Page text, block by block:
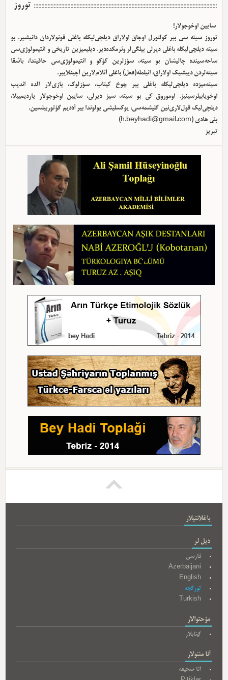
توروز
سایین اوخوجولار!
توروز سیته سی بیر کولتورل اوجاق اولا‌راق دیلچی‌لیکله باغلی قونولاردان دانیشیر. بو
سیته دیلچی‌لیکله باغلی دیرلی بیلگی‌لر وئرمکده‌دیر. دیلیمیزین تاریخی و ائتیمولوژی‌سی
ساحه‌سینده چالیشان بو سیته، سؤزلرین کؤکو و ائتیمولوژی‌سی حاقیندا، باشقا
سیته‌لردن دییشیک اولا‌راق، ائیلمله(فعل) باغلی آنلام‌لارین آچیقلاییر.
سیته‌میزده دیلچی‌لیکله باغلی بیر چوخ کیتاب، سؤزلوک، یازی‌لار الده ائدیب
اوخویابیلرسینیز. اوموروق کی بو سیته، سیز دیرلی، سایین اوخوجولار یاردیمییلا،
دیلچی‌لیک قول‌لاری‌نین گلیشمه‌سی، یوکسلیشی یولوندا بیر آددیم گؤتوربیلسین.
بئی هادی (h.beyhadi@gmail.com
)
تبریز
باغلانتیلار
دیل لر
فارسی
Azerbaijani
English
تورکجه
Turkish
مؤحتوالار
کیتابلار
آنا مئنولار
آنا صحیفه